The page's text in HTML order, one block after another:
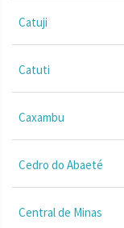
Catuji
Catuti
Caxambu
Cedro do Abaeté
Central de Minas